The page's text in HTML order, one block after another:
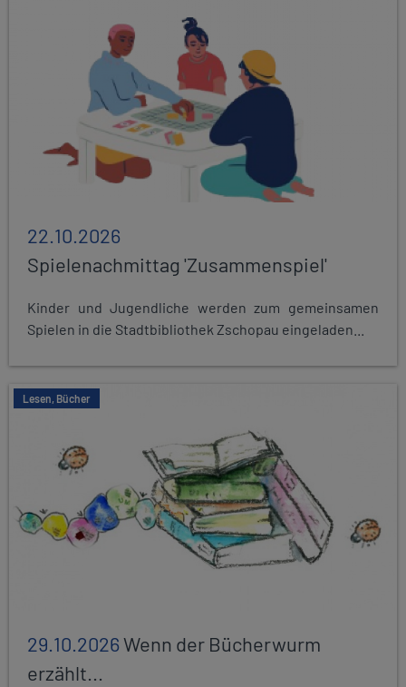
22.10.2026
Spielenachmittag 'Zusammenspiel'
Kinder und Jugendliche werden zum gemeinsamen
Spielen in die Stadtbibliothek Zschopau eingeladen...
Lesen, Bücher
29.10.2026Wenn der Bücherwurm
erzählt...